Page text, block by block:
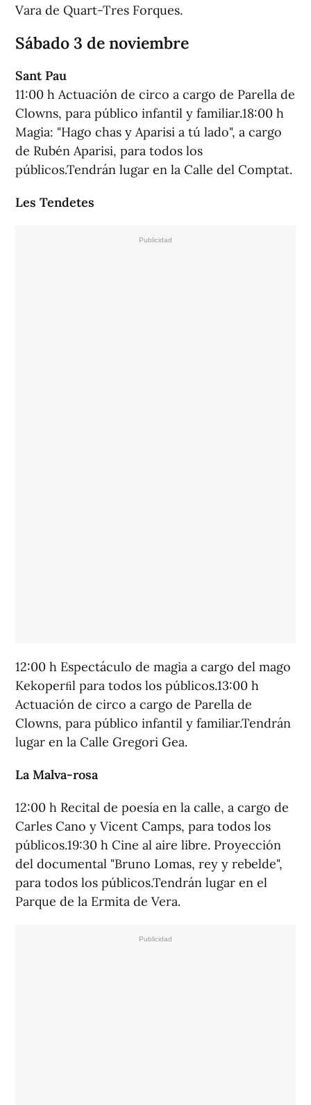
Vara de Quart-Tres Forques.
Sábado 3 de noviembre
Sant Pau
11:00 h Actuación de circo a cargo de Parella de
Clowns, para público infantil y familiar.18:00 h
Magia: "Hago chas y Aparisi a tú lado", a cargo
de Rubén Aparisi, para todos los
públicos.Tendrán lugar en la Calle del Comptat.
Les Tendetes
12:00 h Espectáculo de magia a cargo del mago
Kekoperﬁl para todos los públicos.13:00 h
Actuación de circo a cargo de Parella de
Clowns, para público infantil y familiar.Tendrán
lugar en la Calle Gregori Gea.
La Malva-rosa
12:00 h Recital de poesía en la calle, a cargo de
Carles Cano y Vicent Camps, para todos los
públicos.19:30 h Cine al aire libre. Proyección
del documental "Bruno Lomas, rey y rebelde",
para todos los públicos.Tendrán lugar en el
Parque de la Ermita de Vera.